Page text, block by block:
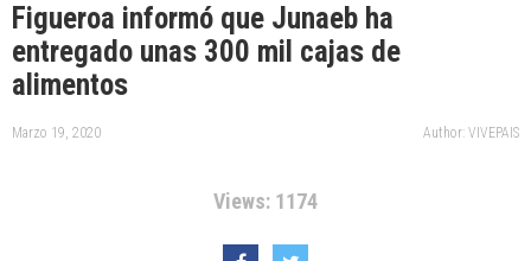
Figueroa informó que Junaeb ha
entregado unas 300 mil cajas de
alimentos
Marzo 19, 2020 Author: VIVEPAIS
Views: 1174